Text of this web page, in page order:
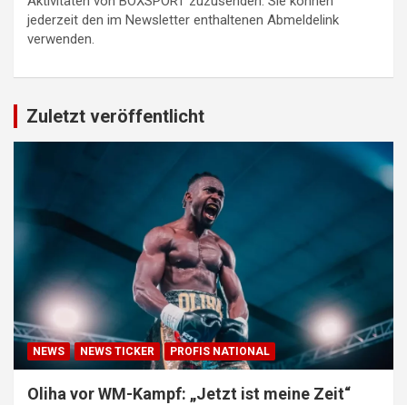
jederzeit den im Newsletter enthaltenen Abmeldelink
verwenden.
Zuletzt veröffentlicht
NEWS NEWS TICKER PROFIS NATIONAL
Oliha vor WM-Kampf: „Jetzt ist meine Zeit“